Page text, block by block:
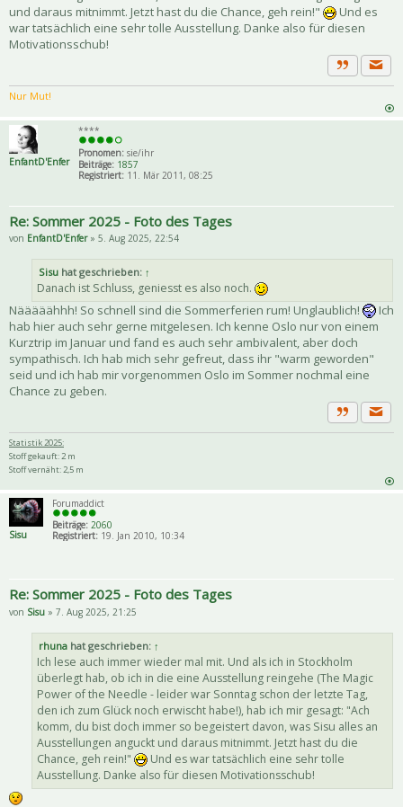
und daraus mitnimmt. Jetzt hast du die Chance, geh rein!"
Und es
war tatsächlich eine sehr tolle Ausstellung. Danke also für diesen
Motivationsschub!
Zitat
Nur Mut!
EnfantD'Enfer
****
Pronomen: sie/ihr
Beiträge: 1857
Registriert: 11. Mär 2011, 08:25
Re: Sommer 2025 - Foto des Tages
von EnfantD'Enfer» 5. Aug 2025, 22:54
Sisu hat geschrieben: ↑
Danach ist Schluss, geniesst es also noch.
Nääääähhh! So schnell sind die Sommerferien rum! Unglaublich!
Ich
hab hier auch sehr gerne mitgelesen. Ich kenne Oslo nur von einem
Kurztrip im Januar und fand es auch sehr ambivalent, aber doch
sympathisch. Ich hab mich sehr gefreut, dass ihr "warm geworden"
seid und ich hab mir vorgenommen Oslo im Sommer nochmal eine
Chance zu geben.
Zitat
Statistik 2025:
Stoff gekauft: 2 m
Stoff vernäht: 2,5 m
Sisu
Forumaddict
Beiträge: 2060
Registriert:19. Jan 2010, 10:34
Re: Sommer 2025 - Foto des Tages
von Sisu » 7. Aug 2025, 21:25
rhuna hat geschrieben: ↑
Ich lese auch immer wieder mal mit. Und als ich in Stockholm
überlegt hab, ob ich in die eine Ausstellung reingehe (The Magic
Power of the Needle - leider war Sonntag schon der letzte Tag,
den ich zum Glück noch erwischt habe!), hab ich mir gesagt: "Ach
komm, du bist doch immer so begeistert davon, was Sisu alles an
Ausstellungen anguckt und daraus mitnimmt. Jetzt hast du die
Chance, geh rein!"
Und es war tatsächlich eine sehr tolle
Ausstellung. Danke also für diesen Motivationsschub!